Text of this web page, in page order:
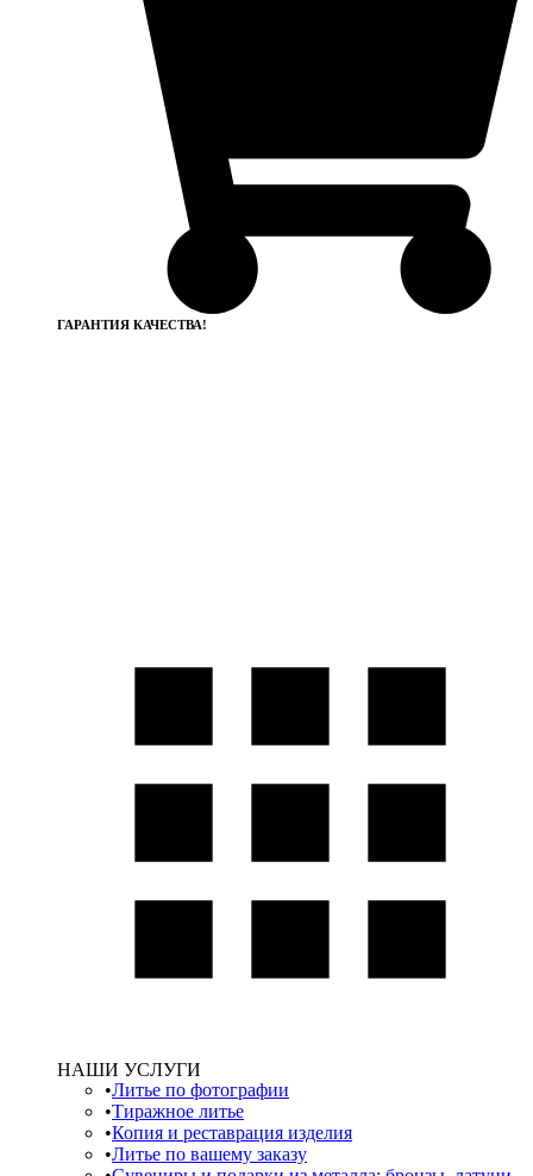
ГАРАНТИЯ КАЧЕСТВА!
НАШИ УСЛУГИ
Литье по фотографии
Тиражное литье
Копия и реставрация изделия
Литье по вашему заказу